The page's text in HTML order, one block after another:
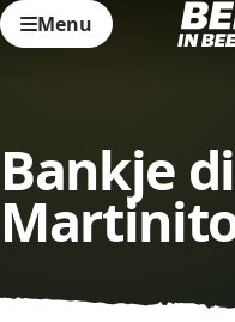
Menu
Bankje